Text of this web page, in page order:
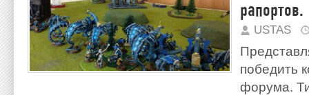
рапортов.
USTAS
победить
форума.